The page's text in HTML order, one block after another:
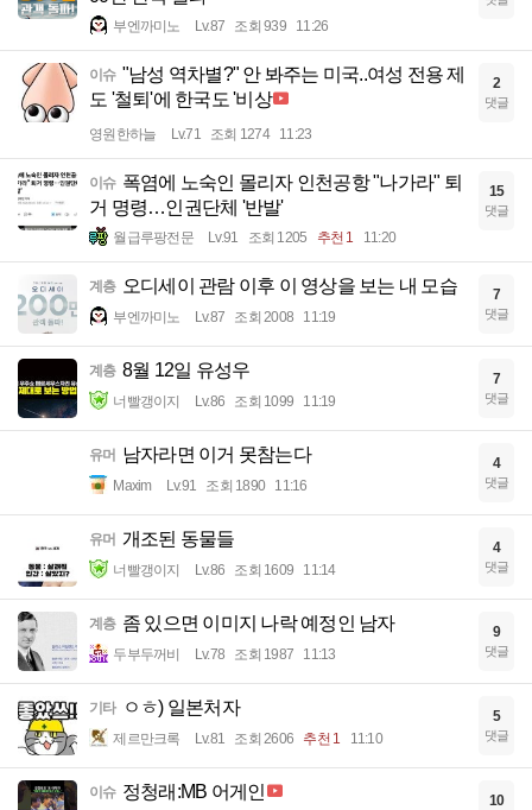
부엔까미노 Lv.87 조회 939 11:26
이슈 "남성 역차별?" 안 봐주는 미국..여성 전용 제
도 '철퇴'에 한국도 '비상
영원한하늘 Lv.71 조회 1274 11:23
2
댓글
이슈 폭염에 노숙인 몰리자 인천공항 "나가라" 퇴
거 명령…인권단체 '반발'
월급루팡전문 Lv.91 조회 1205 추천 1 11:20
15
댓글
계층 오디세이 관람 이후 이 영상을 보는 내 모습
부엔까미노 Lv.87 조회 2008 11:19
7
댓글
계층 8월 12일 유성우
너빨갱이지 Lv.86 조회 1099 11:19
7
댓글
유머 남자라면 이거 못참는다
Maxim Lv.91 조회 1890 11:16
4
댓글
유머 개조된 동물들
너빨갱이지 Lv.86 조회 1609 11:14
4
댓글
계층 좀 있으면 이미지 나락 예정인 남자
두부두꺼비 Lv.78 조회 1987 11:13
9
댓글
기타 ㅇㅎ) 일본처자
제르만크록 Lv.81 조회 2606 추천 1 11:10
5
댓글
이슈 정청래:MB 어게인 10